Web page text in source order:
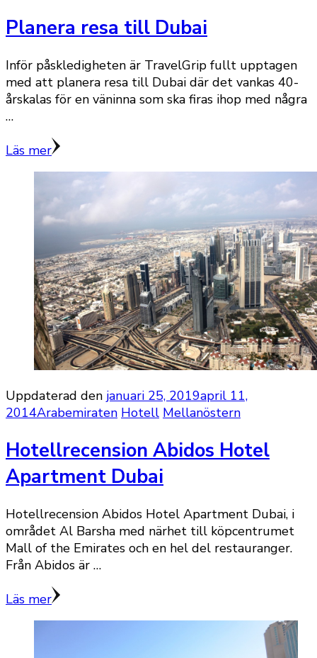
Planera resa till Dubai
Inför påskledigheten är TravelGrip fullt upptagen
med att planera resa till Dubai där det vankas 40-
årskalas för en väninna som ska firas ihop med några
…
Läs mer
Uppdaterad den januari 25, 2019april 11,
2014Arabemiraten Hotell Mellanöstern
Hotellrecension Abidos Hotel
Apartment Dubai
Hotellrecension Abidos Hotel Apartment Dubai, i
området Al Barsha med närhet till köpcentrumet
Mall of the Emirates och en hel del restauranger.
Från Abidos är …
Läs mer